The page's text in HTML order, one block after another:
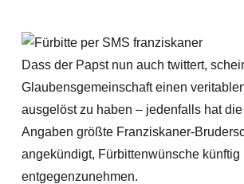
Dass der Papst nun auch twittert,
Glaubensgemeinschaft einen
ausgelöst zu haben – jedenfalls hat
Angaben größte Franziskaner-
angekündigt, Fürbittenwünsche künftig
entgegenzunehmen.